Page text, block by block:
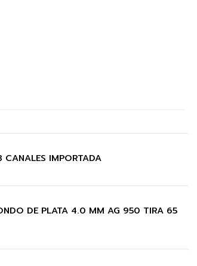
CANALES IMPORTADA
DE PLATA 4.0 MM AG 950 TIRA 65